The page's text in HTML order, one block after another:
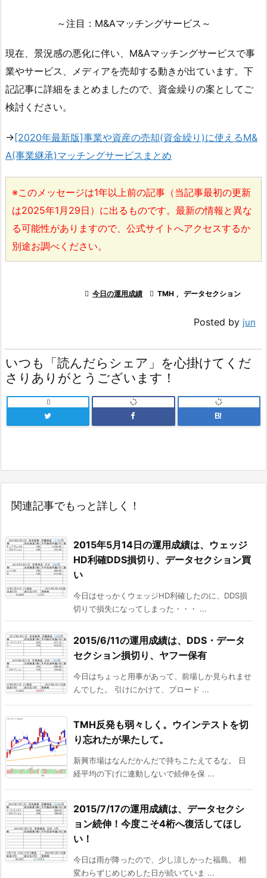
～注目：M&Aマッチングサービス～
現在、景況感の悪化に伴い、M&Aマッチングサービスで事
業やサービス、メディアを売却する動きが出ています。下
記記事に詳細をまとめましたので、資金繰りの案としてご
検討ください。
→ [2020年最新版]事業や資産の売却(資金繰り)に使えるM&
A(事業継承)マッチングサービスまとめ
※このメッセージは1年以上前の記事（当記事最初の更新
は2025年1月29日）に出るものです。最新の情報と異な
る可能性がありますので、公式サイトへアクセスするか
別途お調べください。
 今日の運用成績  TMH , データセクション
Posted by jun
いつも「読んだらシェア」を心掛けてくだ
さりありがとうございます！

B!
関連記事でもっと詳しく！
2015年5月14日の運用成績は、ウェッジ
HD利確DDS損切り、データセクション買
い
今日はせっかくウェッジHD利確したのに、DDS損
切りで損失になってしまった・・・ ...
2015/6/11の運用成績は、DDS・データ
セクション損切り、ヤフー保有
今日はちょっと用事があって、前場しか見られませ
んでした。 引けにかけて、ブロード ...
TMH反発も弱々しく。ウインテストを切
り忘れたが果たして。
新興市場はなんだかんだで持ちこたえてるな。 日
経平均の下げに連動しないで続伸を保 ...
2015/7/17の運用成績は、データセクシ
ョン続伸！今度こそ4桁へ復活してほし
い！
今日は雨が降ったので、少し涼しかった福島。 相
変わらずじめじめした日が続いていま ...